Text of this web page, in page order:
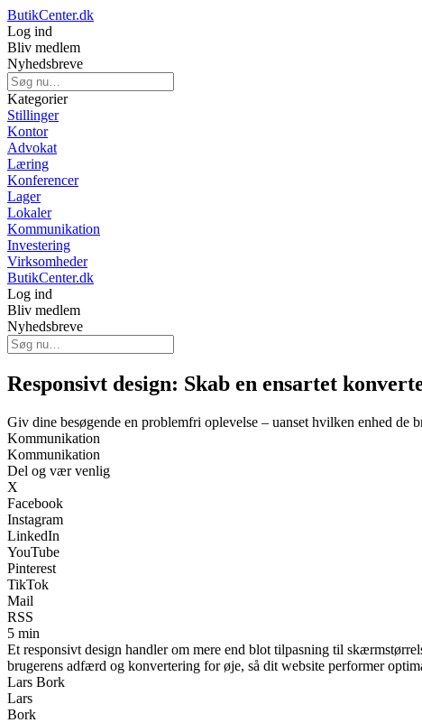
ButikCenter.dk
Log ind
Bliv medlem
Nyhedsbreve
Kategorier
Stillinger
Kontor
Advokat
Læring
Konferencer
Lager
Lokaler
Kommunikation
Investering
Virksomheder
ButikCenter.dk
Log ind
Bliv medlem
Nyhedsbreve
Responsivt design: Skab en ensartet
Giv dine besøgende en problemfri oplevelse – uanset hvilken enhed de
Kommunikation
Kommunikation
Del og vær venlig
X
Facebook
Instagram
LinkedIn
YouTube
Pinterest
TikTok
Mail
RSS
5 min
Et responsivt design handler om mere end blot tilpasning til
brugerens adfærd og konvertering for øje, så dit website performer
Lars Bork
Lars
Bork